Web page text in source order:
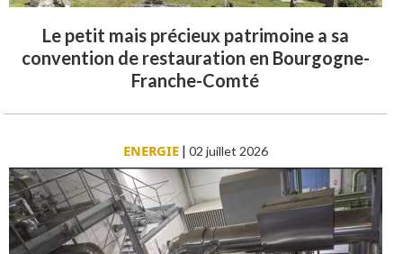
Le petit mais précieux patrimoine a sa
convention de restauration en Bourgogne-
Franche-Comté
ENERGIE| 02 juillet 2026